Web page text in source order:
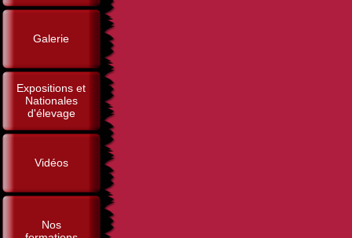
Galerie
Expositions et
Nationales
d'élevage
Vidéos
Nos